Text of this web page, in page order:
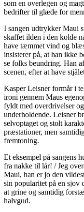
som en overlegen og
bedrifter til glæde for
I sangen udtrykker Maui
skaffet ilden i den kolde
have tæmmet vind og
insisterer på, at han ikke
se folks beundring. Han
scenen, efter at have
Kasper Leisner formår i
ironi gennem Maus
fyldt med overdrivelser
underholdende. Leisner
selvoptaget og stolt
præstationer, men
fremtoning.
Et eksempel på sangens
fra nakke til lår! / Jeg
Maui, han er jo den
sin popularitet på en sjov
at grine og samtidig
halvgud.